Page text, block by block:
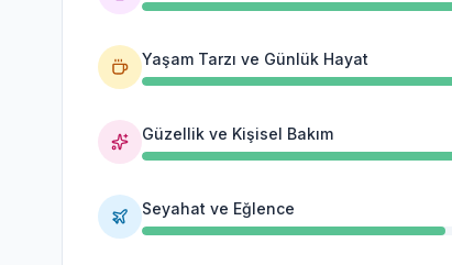
Yaşam Tarzı ve Günlük Hayat
Güzellik ve Kişisel Bakım
Seyahat ve Eğlence